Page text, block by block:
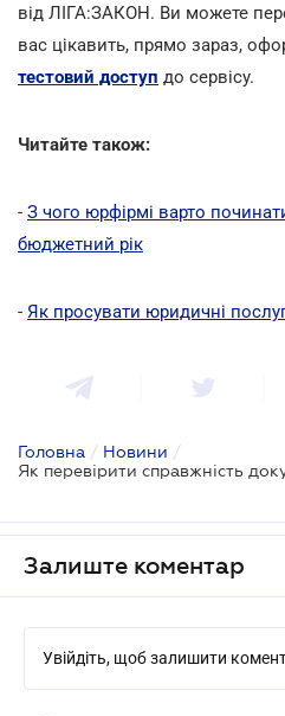
від ЛІГА:ЗАКОН. Ви можете
вас цікавить, прямо зараз,
тестовий доступ до сервісу.
Читайте також:
- З чого юрфірмі варто
бюджетний рік
- Як просувати юридичні
Головна / Новини /
Як перевірити справжність
Залиште коментар
Увійдіть, щоб залишити